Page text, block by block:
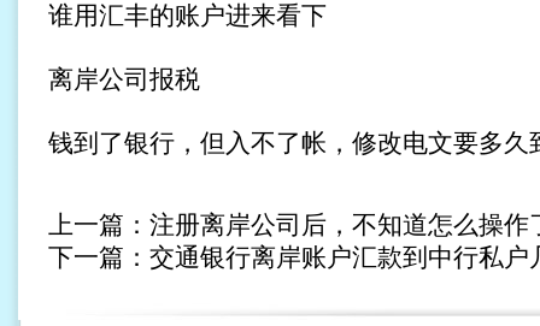
谁用汇丰的账户进来看下
离岸公司报税
钱到了银行，但入不了帐，修改电文要多久
上一篇： 注册离岸公司后，不知道怎么操作
下一篇： 交通银行离岸账户汇款到中行私户